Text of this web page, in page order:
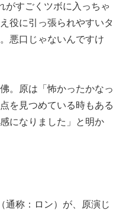
がすごくツボに入っちゃ
役に引っ張られやすいタ
悪口じゃないんですけ
。原は「怖かったかなっ
を見つめている時もある
になりました」と明か
通称：ロン）が、原演じ